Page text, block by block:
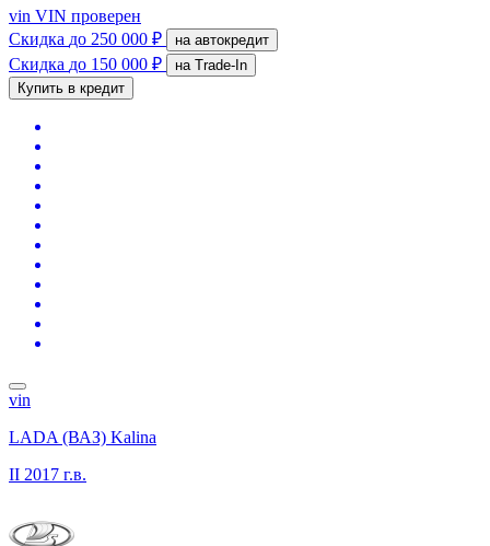
vin VIN проверен
Скидка до 250 000 ₽ на автокредит
Скидка до 150 000 ₽
на Trade-In
Купить в кредит
vin
LADA (ВАЗ) Kalina
II 2017 г.в.